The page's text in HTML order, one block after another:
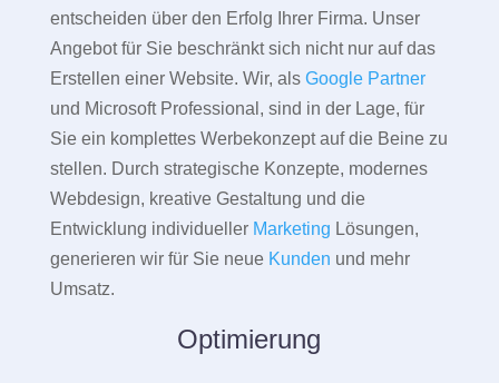
entscheiden über den Erfolg Ihrer Firma. Unser
Angebot für Sie beschränkt sich nicht nur auf das
Erstellen einer Website. Wir, als Google Partner
und Microsoft Professional, sind in der Lage, für
Sie ein komplettes Werbekonzept auf die Beine zu
stellen. Durch strategische Konzepte, modernes
Webdesign, kreative Gestaltung und die
Entwicklung individueller Marketing Lösungen,
generieren wir für Sie neue Kunden und mehr
Umsatz.
Optimierung